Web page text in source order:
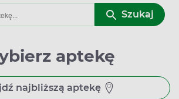
złożone online przez
– Kraljevska 7F,
– Kukułcza 10,
– Makowa 14,
Rzeźniczaka 3A,
Szukaj
aptekę
najbliższą aptekę